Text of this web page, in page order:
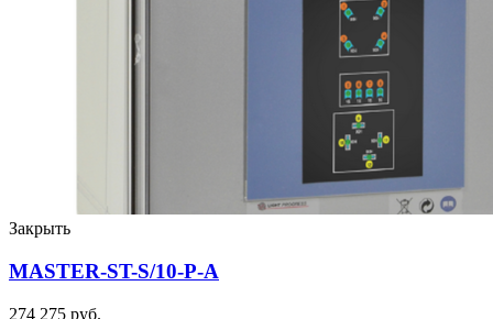
Закрыть
MASTER-ST-S/10-P-A
274 275 руб.